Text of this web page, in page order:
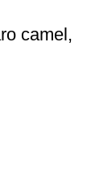
camel,